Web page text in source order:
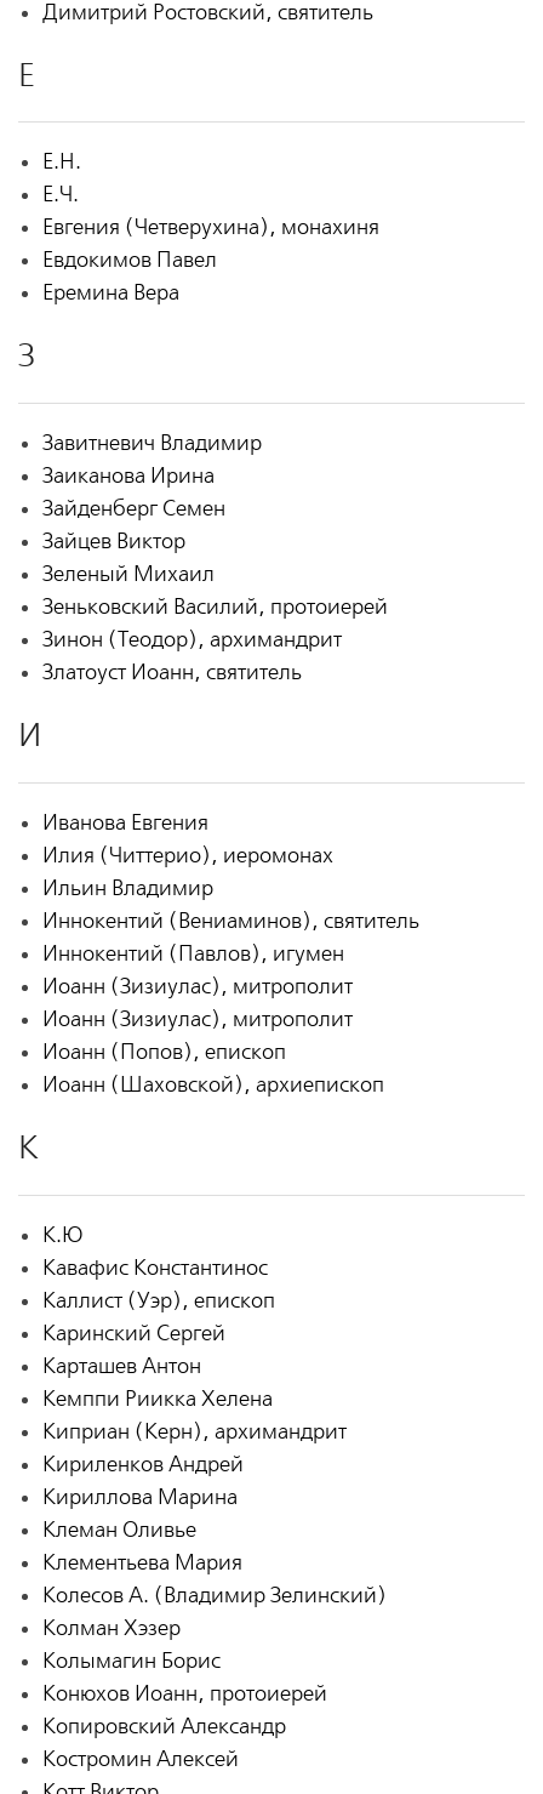
Димитрий Ростовский, святитель
Е
Е.Н.
Е.Ч.
Евгения (Четверухина), монахиня
Евдокимов Павел
Еремина Вера
З
Завитневич Владимир
Заиканова Ирина
Зайденберг Семен
Зайцев Виктор
Зеленый Михаил
Зеньковский Василий, протоиерей
Зинон (Теодор), архимандрит
Златоуст Иоанн, святитель
И
Иванова Евгения
Илия (Читтерио), иеромонах
Ильин Владимир
Иннокентий (Вениаминов), святитель
Иннокентий (Павлов), игумен
Иоанн (Зизиулас), митрополит
Иоанн (Зизиулас), митрополит
Иоанн (Попов), епископ
Иоанн (Шаховской), архиепископ
К
К.Ю
Кавафис Константинос
Каллист (Уэр), епископ
Каринский Сергей
Карташев Антон
Кемппи Риикка Хелена
Киприан (Керн), архимандрит
Кириленков Андрей
Кириллова Марина
Клеман Оливье
Клементьева Мария
Колесов А. (Владимир Зелинский)
Колман Хэзер
Колымагин Борис
Конюхов Иоанн, протоиерей
Копировский Александр
Костромин Алексей